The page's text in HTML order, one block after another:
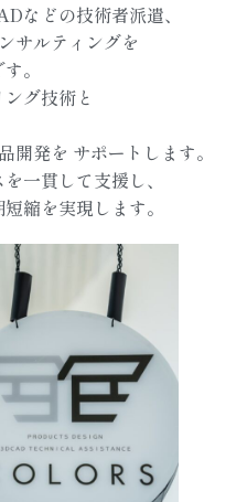
などの技術者派遣、
サルティングを
。
グ技術と
開発を サポートします。
一貫して支援し、
縮を実現します。